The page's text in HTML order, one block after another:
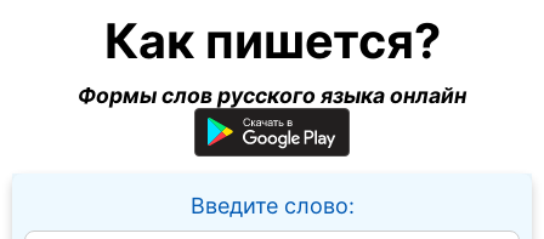
Как пишется?
Формы слов русского языка онлайн
Введите слово: